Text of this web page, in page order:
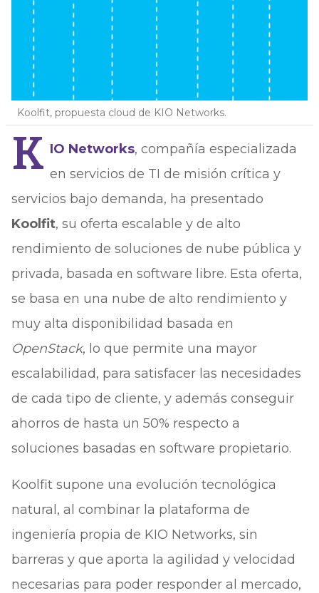
Koolfit, propuesta cloud de KIO Networks.
K IO Networks, compañía especializada
en servicios de TI de misión crítica y
servicios bajo demanda, ha presentado
Koolfit, su oferta escalable y de alto
rendimiento de soluciones de nube pública y
privada, basada en software libre. Esta oferta,
se basa en una nube de alto rendimiento y
muy alta disponibilidad basada en
OpenStack, lo que permite una mayor
escalabilidad, para satisfacer las necesidades
de cada tipo de cliente, y además conseguir
ahorros de hasta un 50% respecto a
soluciones basadas en software propietario.
Koolfit supone una evolución tecnológica
natural, al combinar la plataforma de
ingeniería propia de KIO Networks, sin
barreras y que aporta la agilidad y velocidad
necesarias para poder responder al mercado,